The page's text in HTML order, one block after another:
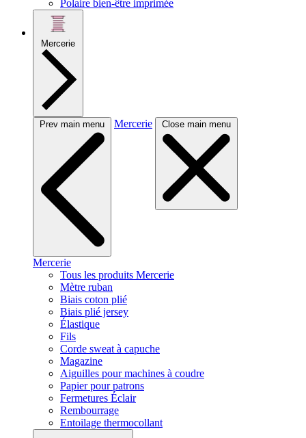
Polaire bien-être imprimée
Mercerie
Prev main menu Mercerie Close main menu
Mercerie
Tous les produits Mercerie
Mètre ruban
Biais coton plié
Biais plié jersey
Élastique
Fils
Corde sweat à capuche
Magazine
Aiguilles pour machines à coudre
Papier pour patrons
Fermetures Éclair
Rembourrage
Entoilage thermocollant